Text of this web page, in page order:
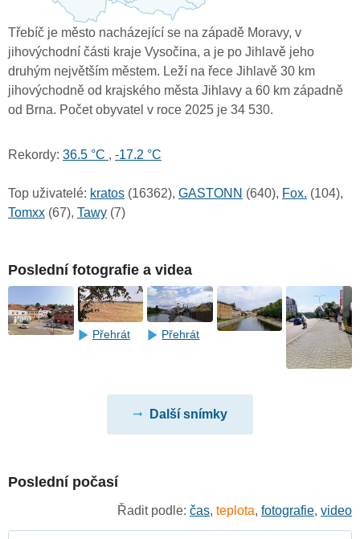
Třebíč je město nacházející se na západě Moravy, v
jihovýchodní části kraje Vysočina, a je po Jihlavě jeho
druhým největším městem. Leží na řece Jihlavě 30 km
jihovýchodně od krajského města Jihlavy a 60 km západně
od Brna. Počet obyvatel v roce 2025 je 34 530.
Rekordy: 36.5 °C , -17.2 °C
Top uživatelé: kratos (16362), GASTONN (640), Fox. (104),
Tomxx (67), Tawy (7)
Poslední fotografie a videa
Přehrát Přehrát
Další snímky
Poslední počasí
Řadit podle: čas, teplota, fotografie, video